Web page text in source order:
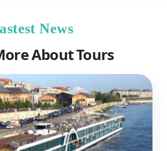
News
About Tours